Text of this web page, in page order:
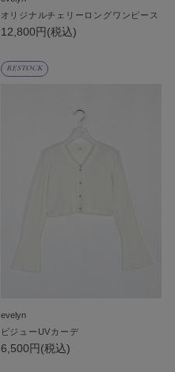
オリジナルチェリーロングワンピース
12,800円(税込)
RESTOCK
evelyn
ビジューUVカーデ
6,500円(税込)